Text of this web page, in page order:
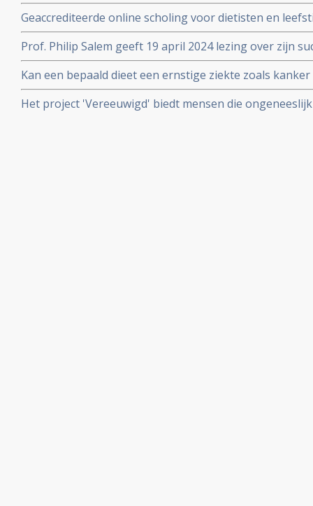
Geaccrediteerde online scholing voor dietisten en
Metabole gezondheid, de rol van darmbacteriën. Met
Type 2 (DMT2) Scholing is gratis. Online te volgen op 3
Prof. Philip Salem geeft 19 april 2024 lezing over zijn
behandelingen van patienten met uitgezaaide
polikliniek van het UMC Amsterdam
Kan een bepaald dieet een ernstige ziekte zoals
mei 2019 wordt de film The Food Cure getoond in Het
Het project 'Vereeuwigd' biedt mensen die